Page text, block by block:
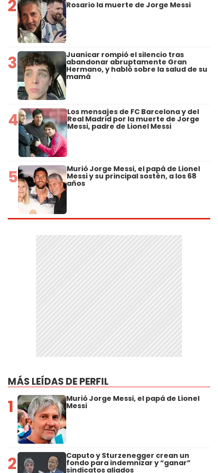
2 Rosario la muerte de Jorge Messi
3 Juanicar rompió el silencio tras
abandonar abruptamente Gran
Hermano, y habló sobre la salud de su
mamá
4 Los mensajes de FC Barcelona y del
Real Madrid por la muerte de Jorge
Messi, padre de Lionel Messi
5 Murió Jorge Messi, el papá de Lionel
Messi y su principal sostén, a los 68
años
MÁS LEÍDAS DE PERFIL
1 Murió Jorge Messi, el papá de Lionel
Messi
2 Caputo y Sturzenegger crean un
fondo para indemnizar y “ganar”
sindicatos aliados